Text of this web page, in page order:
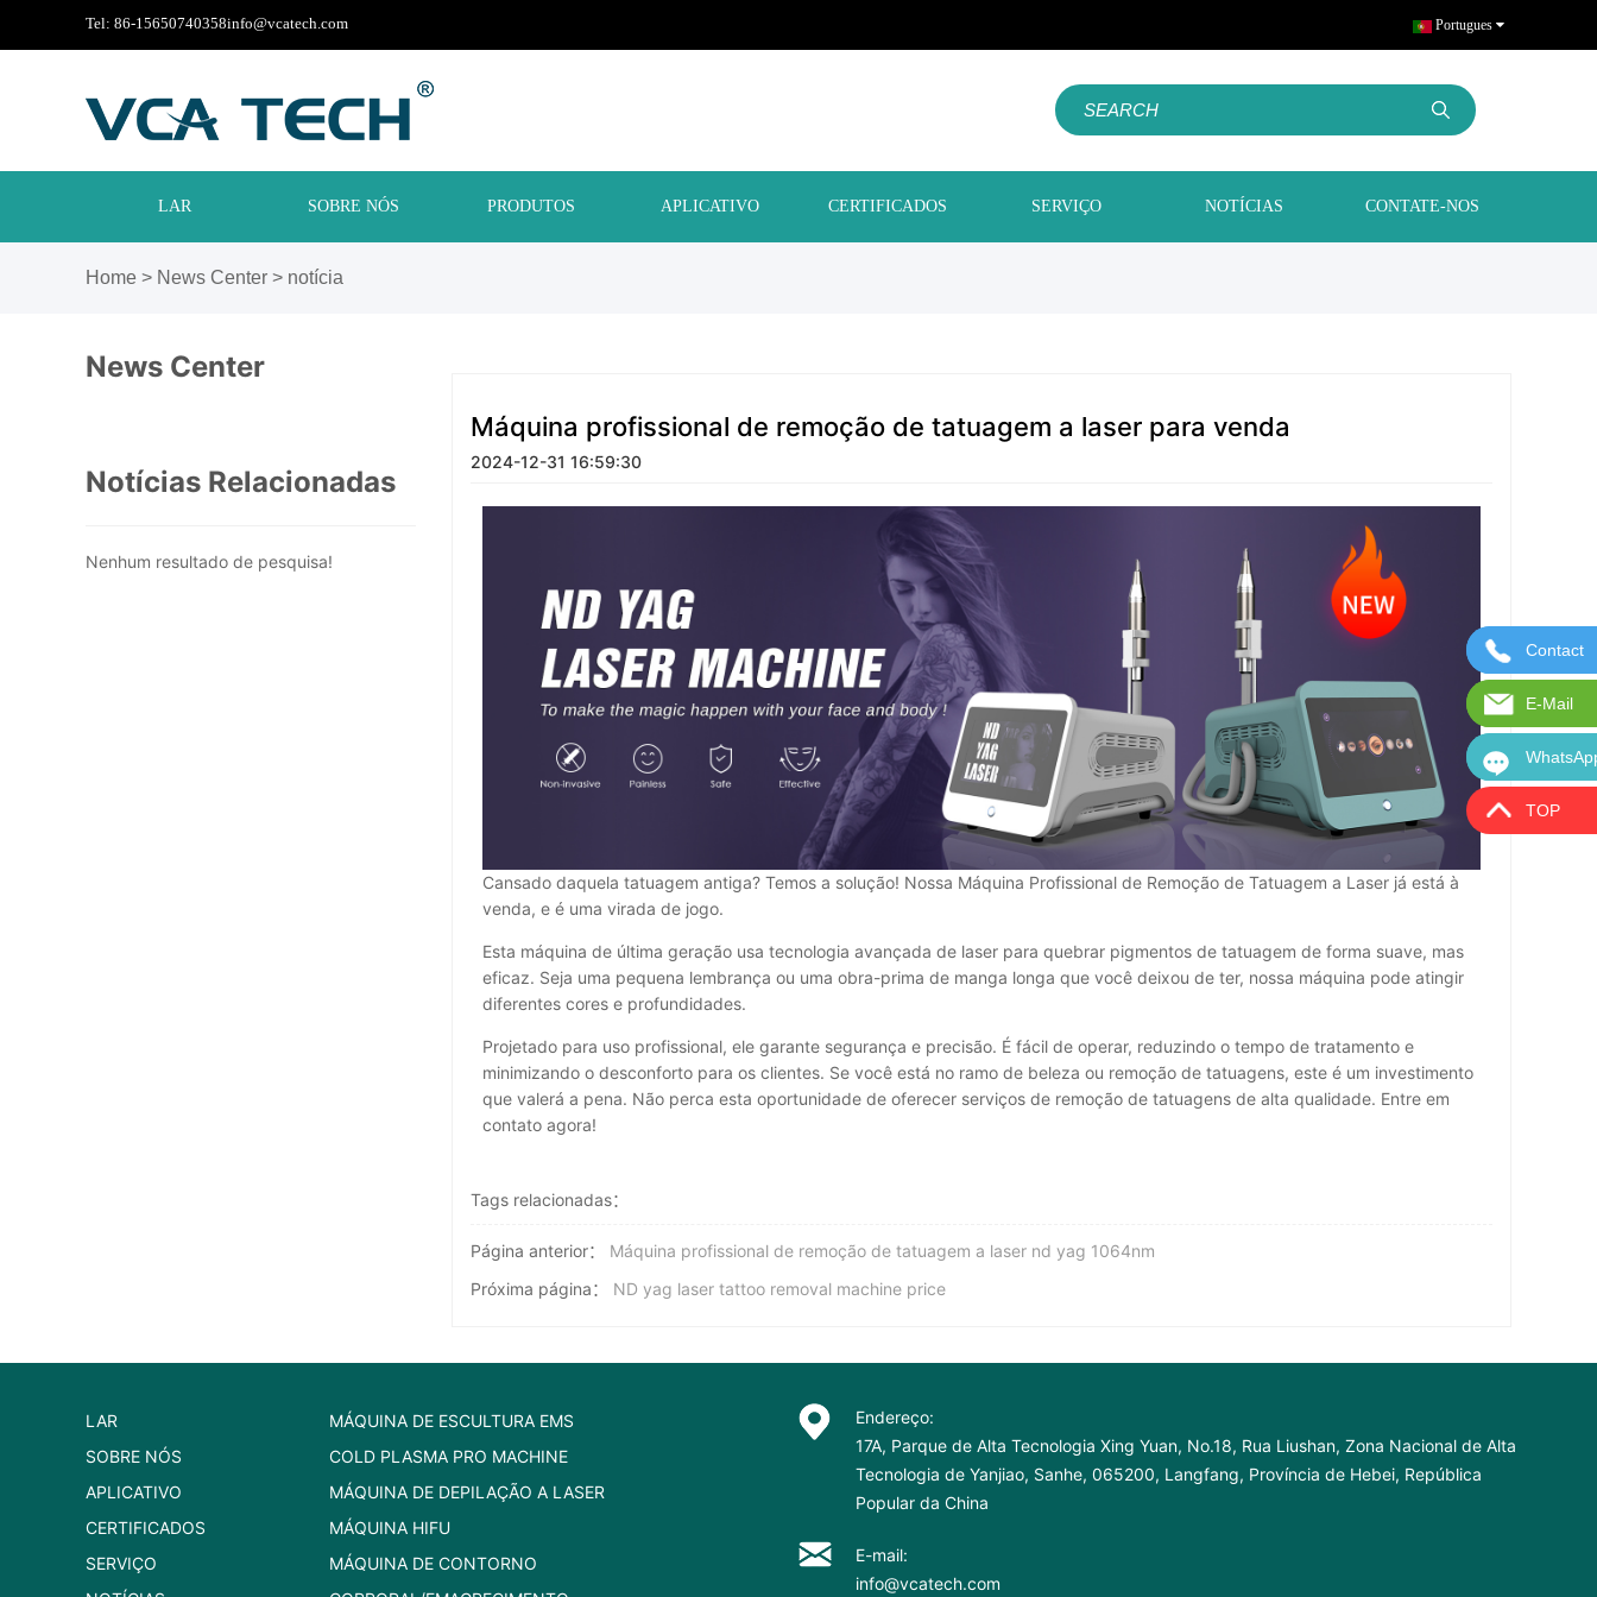
Tel: 86-15650740358info@vcatech.com Portugues
LAR SOBRE NÓS PRODUTOS APLICATIVO CERTIFICADOS SERVIÇO NOTÍCIAS CONTATE-NOS
Home > News Center > notícia
News Center
Notícias Relacionadas
Nenhum resultado de pesquisa!
Máquina profissional de remoção de tatuagem a laser para venda
2024-12-31 16:59:30
Cansado daquela tatuagem antiga? Temos a solução! Nossa Máquina Profissional de Remoção de Tatuagem a Laser já está à
venda, e é uma virada de jogo.
Esta máquina de última geração usa tecnologia avançada de laser para quebrar pigmentos de tatuagem de forma suave, mas
eficaz. Seja uma pequena lembrança ou uma obra-prima de manga longa que você deixou de ter, nossa máquina pode atingir
diferentes cores e profundidades.
Projetado para uso profissional, ele garante segurança e precisão. É fácil de operar, reduzindo o tempo de tratamento e
minimizando o desconforto para os clientes. Se você está no ramo de beleza ou remoção de tatuagens, este é um investimento
que valerá a pena. Não perca esta oportunidade de oferecer serviços de remoção de tatuagens de alta qualidade. Entre em
contato agora!
Tags relacionadas：
Página anterior：
Máquina profissional de remoção de tatuagem a laser nd yag 1064nm
Próxima página：
ND yag laser tattoo removal machine price
LAR
SOBRE NÓS
APLICATIVO
CERTIFICADOS
SERVIÇO
MÁQUINA DE ESCULTURA EMS
COLD PLASMA PRO MACHINE
MÁQUINA DE DEPILAÇÃO A LASER
MÁQUINA HIFU
MÁQUINA DE CONTORNO
Endereço:
17A, Parque de Alta Tecnologia Xing Yuan, No.18, Rua Liushan, Zona Nacional de Alta
Tecnologia de Yanjiao, Sanhe, 065200, Langfang, Província de Hebei, República
Popular da China
E-mail:
info@vcatech.com
Contact
Entre
E-Mail
E-mail:
TOP